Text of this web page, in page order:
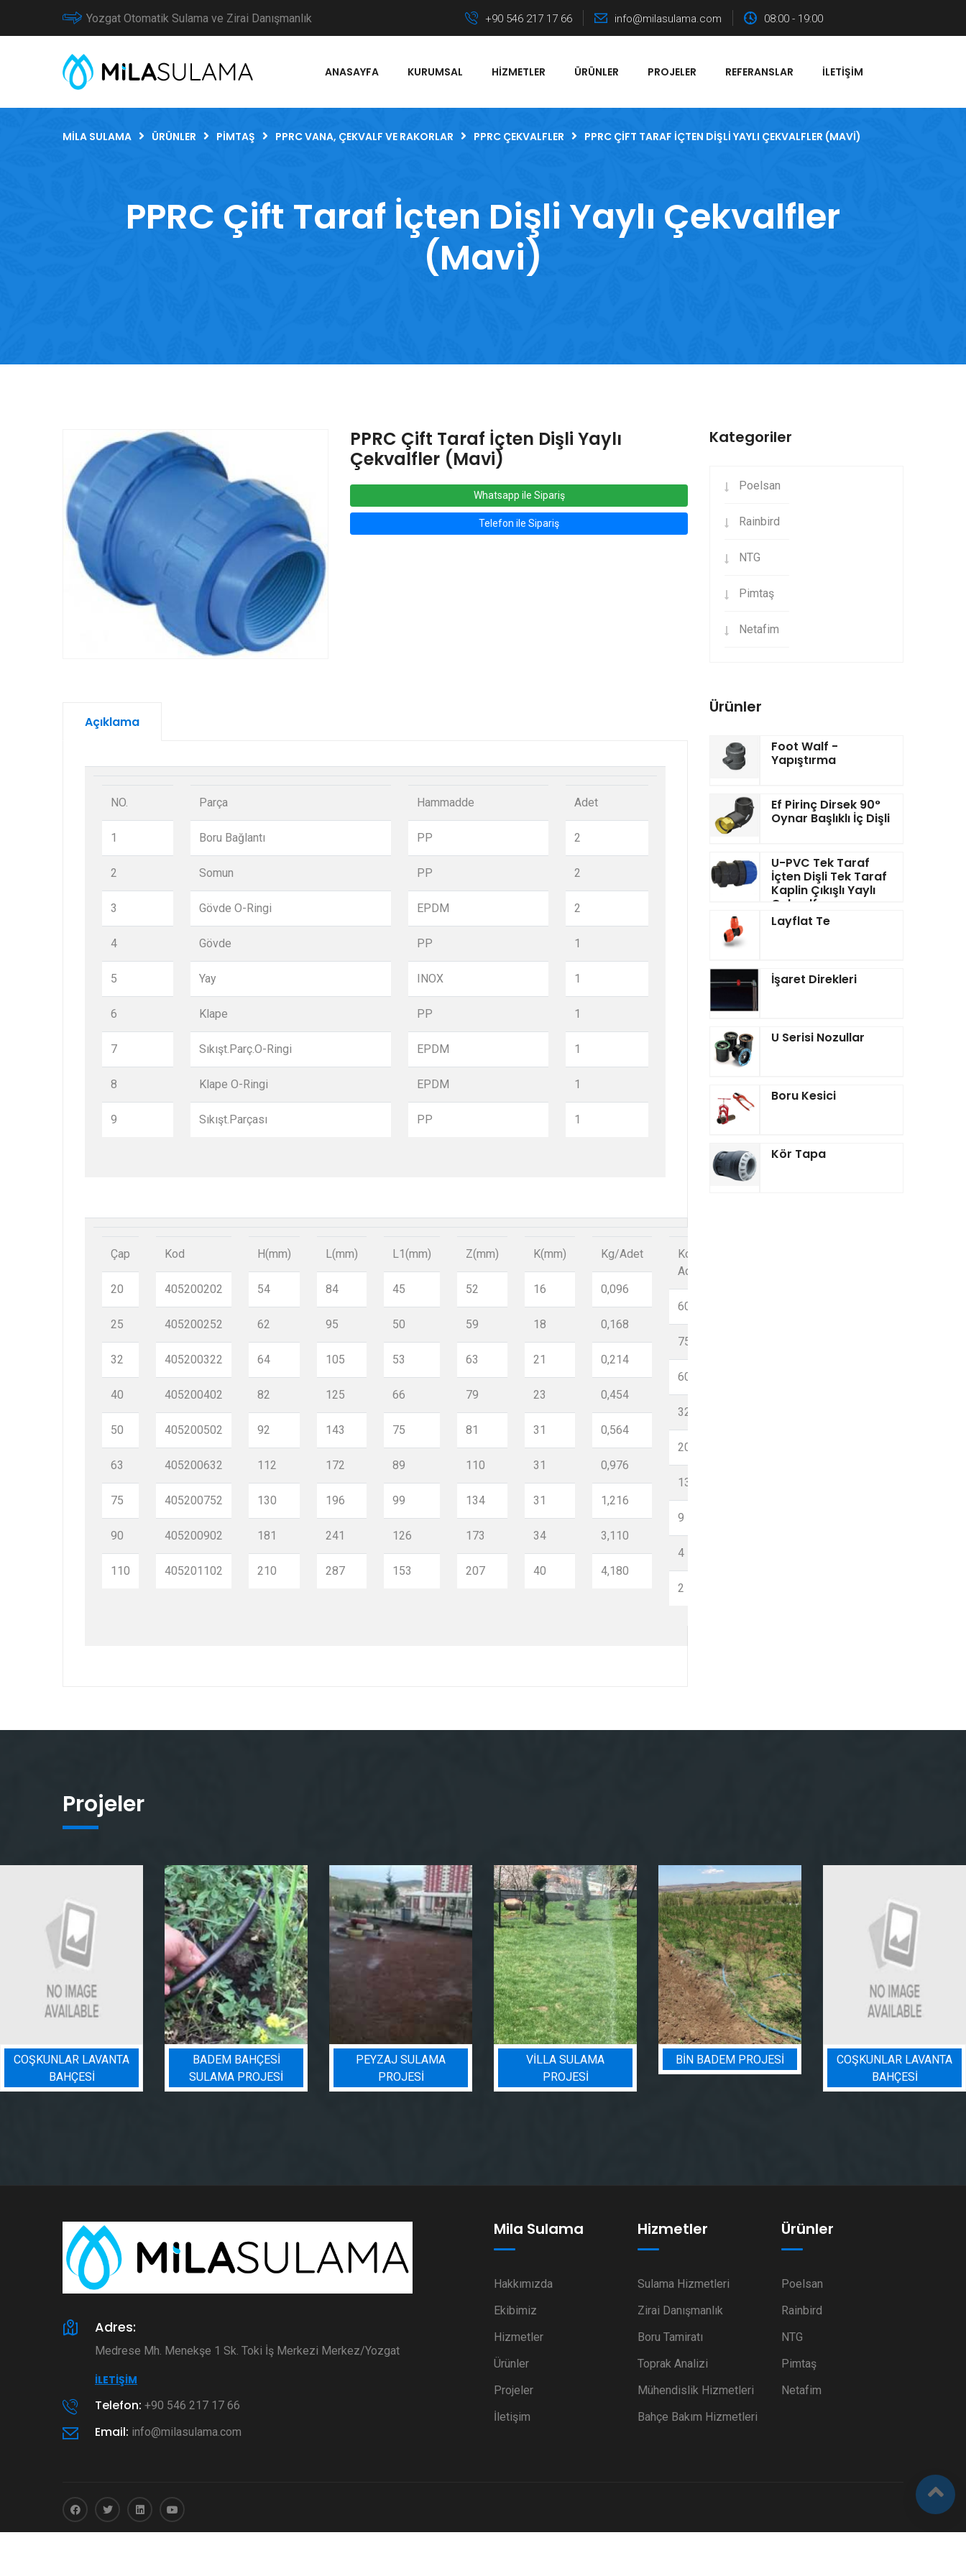
Yozgat Otomatik Sulama ve Zirai Danışmanlık +90 546 217 17 66 info@milasulama.com 08:00 - 19:00
ANASAYFA KURUMSAL HIZMETLER ÜRÜNLER PROJELER REFERANSLAR İLETIŞIM
MILA SULAMA ÜRÜNLER PIMTAŞ PPRC VANA, ÇEKVALF VE RAKORLAR PPRC ÇEKVALFLER PPRC ÇIFT TARAF İÇTEN DIŞLI YAYLI ÇEKVALFLER (MAVI)
PPRC Çift Taraf İçten Dişli Yaylı Çekvalfler
(Mavi)
PPRC Çift Taraf İçten Dişli Yaylı
Çekvalfler (Mavi)
Whatsapp ile Sipariş
Telefon ile Sipariş
Açıklama
NO.
1
2
3
4
5
6
7
8
9
Parça
Boru Bağlantı
Somun
Gövde O-Ringi
Gövde
Yay
Klape
Sıkışt.Parç.O-Ringi
Klape O-Ringi
Sıkışt.Parçası
Hammadde
PP
PP
EPDM
PP
INOX
PP
EPDM
EPDM
PP
Adet
2
2
2
1
1
1
1
1
1
Çap
20
25
32
40
50
63
75
90
110
Kod
405200202
405200252
405200322
405200402
405200502
405200632
405200752
405200902
405201102
H(mm)
54
62
64
82
92
112
130
181
210
L(mm)
84
95
105
125
143
172
196
241
287
L1(mm)
45
50
53
66
75
89
99
126
153
Z(mm)
52
59
63
79
81
110
134
173
207
K(mm)
16
18
21
23
31
31
31
34
40
Kg/Adet
0,096
0,168
0,214
0,454
0,564
0,976
1,216
3,110
4,180
Kolideki
Adet
60
75
60
32
20
13
9
4
2
Kategoriler
Poelsan
Rainbird
NTG
Pimtaş
Netafim
Ürünler
Foot Walf -
Yapıştırma
Ef Pirinç Dirsek 90°
Oynar Başlıklı İç Dişli
U-PVC Tek Taraf
İçten Dişli Tek Taraf
Kaplin Çıkışlı Yaylı
Çekvalf
Layflat Te
İşaret Direkleri
U Serisi Nozullar
Boru Kesici
Kör Tapa
Projeler
BADEM BAHÇESI
SULAMA PROJESI
PEYZAJ SULAMA
PROJESI
VILLA SULAMA
PROJESI
BIN BADEM PROJESI
COŞKUNLAR LAVANTA
BAHÇESİ
BADEM BAHÇESI
SULAMA PROJESI
Adres:
Medrese Mh. Menekşe 1 Sk. Toki İş Merkezi Merkez/Yozgat
İLETIŞIM
Telefon: +90 546 217 17 66
Email: info@milasulama.com
Mila Sulama
Hakkımızda
Ekibimiz
Hizmetler
Ürünler
Projeler
İletişim
Hizmetler
Sulama Hizmetleri
Zirai Danışmanlık
Boru Tamiratı
Toprak Analizi
Mühendislik Hizmetleri
Bahçe Bakım Hizmetleri
Ürünler
Poelsan
Rainbird
NTG
Pimtaş
Netafim